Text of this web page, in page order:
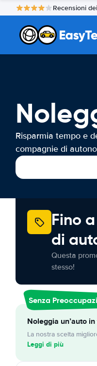
Recensioni
Risparmia tempo e
compagnie di
Fino
di
Questa
stesso!
Senza
Noleggia un’auto
La nostra scelta
Leggi di più